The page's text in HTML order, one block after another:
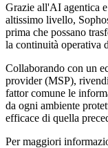
Grazie all'AI agentica
altissimo livello,
prima che possano
la continuità operativa
Collaborando con un
provider (MSP),
fattor comune le
da ogni ambiente
efficace di quella
Per maggiori